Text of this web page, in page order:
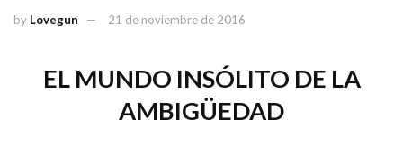
by Lovegun 21 de noviembre de 2016
EL MUNDO INSÓLITO DE LA
AMBIGÜEDAD